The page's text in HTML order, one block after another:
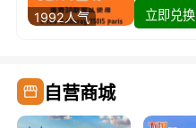
1992人气
立即兑换
自营商城